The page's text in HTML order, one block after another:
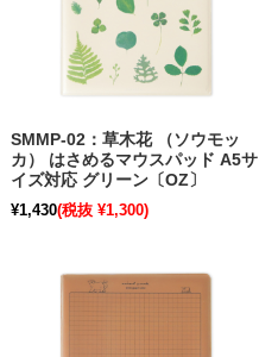
SMMP-02：草木花 （ソウモッ
カ） はさめるマウスパッド A5サ
イズ対応 グリーン〔OZ〕
¥1,430(税抜 ¥1,300)